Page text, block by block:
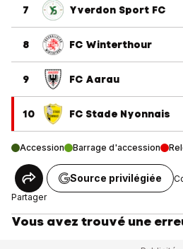
7 Yverdon Sport FC
8 FC Winterthour
9 FC Aarau
10 FC Stade Nyonnais
Accession Barrage d'accession
Partager
Source privilégiée
Vous avez trouvé une